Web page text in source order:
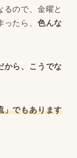
るので、金曜と
たら、 色んな
から、こうでな
」でもあります